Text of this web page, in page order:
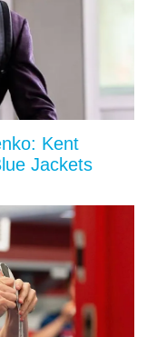
Kent
Jackets